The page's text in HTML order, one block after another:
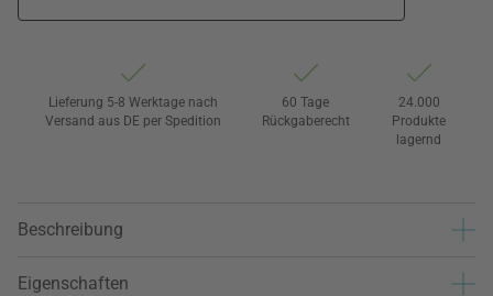
Lieferung 5-8 Werktage nach
Versand aus DE per Spedition
60 Tage
Rückgaberecht
24.000
Produkte
lagernd
Beschreibung
Eigenschaften